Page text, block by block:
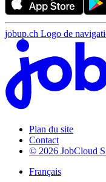
jobup.ch Logo de
Plan du site
Contact
© 2026 JobCloud
Français